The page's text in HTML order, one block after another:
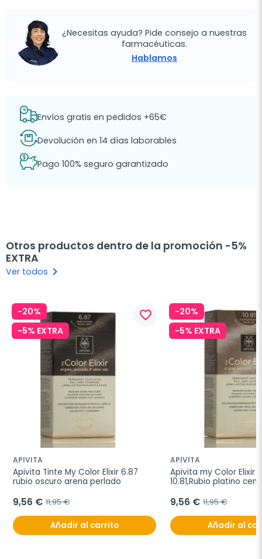
¿Necesitas ayuda? Pide consejo a nuestras
farmacéuticas.
Hablamos
Envíos gratis en pedidos +65€
Devolución en 14 días laborables
Pago 100% seguro garantizado
Otros productos dentro de la promoción -5%
EXTRA
Ver todos keyboard_arrow_right
-20%
-5% EXTRA
favorite_border
APIVITA
Apivita Tinte My Color Elixir 6.87
rubio oscuro arena perlado
9,56 € 11,95 €
Añadir al carrito
-20%
-5% EXTRA
APIVITA
Apivita my Color Elixir
10.81,Rubio platino
9,56 € 11,95 €
Añadir al